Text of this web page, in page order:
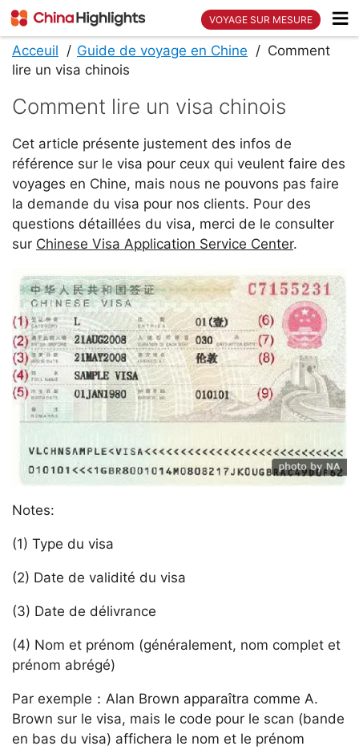
VOYAGE SUR MESURE
Acceuil Guide de voyage en Chine
Comment
lire un visa chinois
Comment lire un visa chinois
Cet article présente justement des infos de
référence sur le visa pour ceux qui veulent faire des
voyages en Chine, mais nous ne pouvons pas faire
la demande du visa pour nos clients. Pour des
questions détaillées du visa, merci de le consulter
sur Chinese Visa Application Service Center.
Notes:
(1) Type du visa
(2) Date de validité du visa
(3) Date de délivrance
(4) Nom et prénom (généralement, nom complet et
prénom abrégé)
Par exemple：Alan Brown apparaîtra comme A.
Brown sur le visa, mais le code pour le scan (bande
en bas du visa) affichera le nom et le prénom